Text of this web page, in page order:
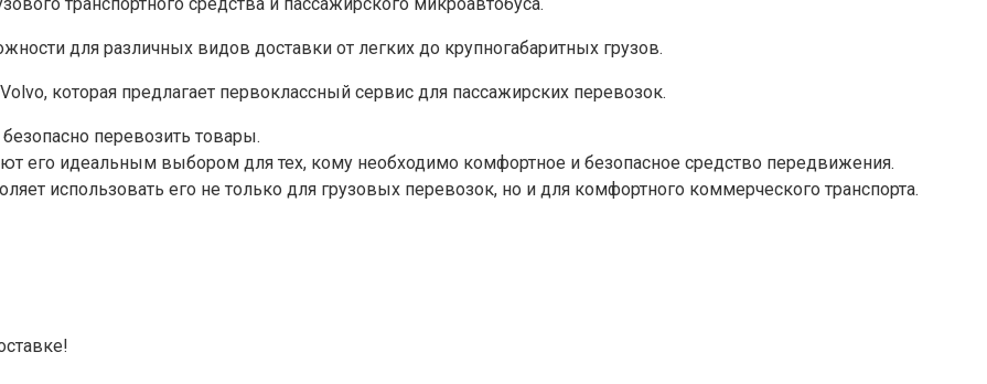
для различных видов доставки от легких до крупногабаритных грузов.
которая предлагает первоклассный сервис для пассажирских перевозок.
перевозить товары.
его идеальным выбором для тех, кому необходимо комфортное и безопасное средство передвижения.
использовать его не только для грузовых перевозок, но и для комфортного коммерческого транспорта.